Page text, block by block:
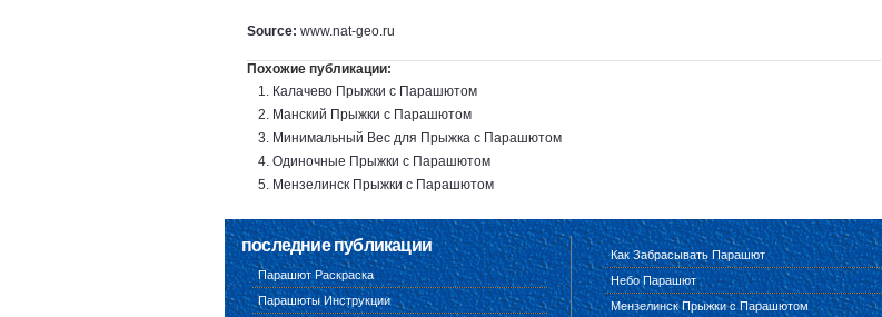
Source: www.nat-geo.ru
Похожие публикации:
Калачево Прыжки с Парашютом
Манский Прыжки с Парашютом
Минимальный Вес для Прыжка с Парашютом
Одиночные Прыжки с Парашютом
Мензелинск Прыжки с Парашютом
последние публикации
Парашют Раскраска
Парашюты Инструкции
Как Забрасывать Парашют
Небо Парашют
Мензелинск Прыжки с Парашютом